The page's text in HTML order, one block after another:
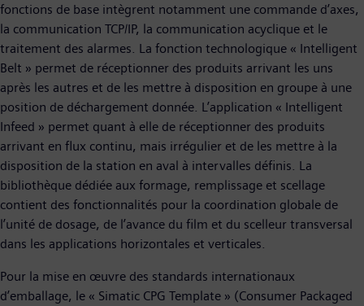
fonctions de base intègrent notamment une commande d’axes,
la communication TCP/IP, la communication acyclique et le
traitement des alarmes. La fonction technologique « Intelligent
Belt » permet de réceptionner des produits arrivant les uns
après les autres et de les mettre à disposition en groupe à une
position de déchargement donnée. L’application « Intelligent
Infeed » permet quant à elle de réceptionner des produits
arrivant en flux continu, mais irrégulier et de les mettre à la
disposition de la station en aval à intervalles définis. La
bibliothèque dédiée aux formage, remplissage et scellage
contient des fonctionnalités pour la coordination globale de
l’unité de dosage, de l’avance du film et du scelleur transversal
dans les applications horizontales et verticales.
Pour la mise en œuvre des standards internationaux
d’emballage, le « Simatic CPG Template » (Consumer Packaged